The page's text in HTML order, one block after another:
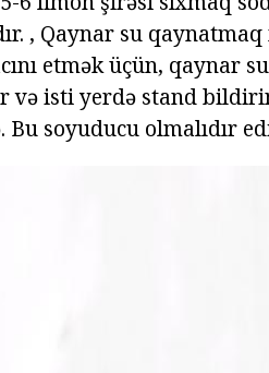
, Qaynar su
etmək üçün, qaynar
və isti yerdə stand
soyuducu olmalıdır